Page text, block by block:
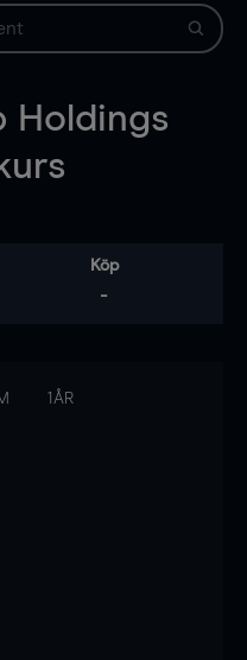
Holdings
Köp
-
1ÅR